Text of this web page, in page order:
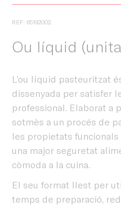
REF: 65192002
Ou líquid
L’ou líquid pasteuritzat
dissenyada per satisfer
professional. Elaborat a
sotmès a un procés de
les propietats funcionals
una major seguretat
còmoda a la cuina.
El seu format llest per
temps de preparació,